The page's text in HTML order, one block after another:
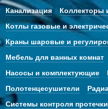
Канализация
Коллекторы
Котлы газовые и
Краны шаровые и
Мебель для ванных комнат
Насосы и комплектующие
Полотенцесушители
Системы контроля